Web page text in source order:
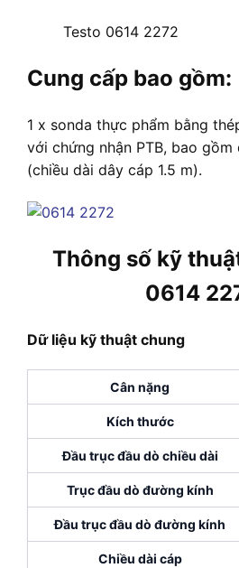
Testo 0614 2272
Cung cấp bao gồm:
1 x sonda thực phẩm bằng
với chứng nhận PTB, bao
(chiều dài dây cáp 1.5 m).
Thông số kỹ
0614
Dữ liệu kỹ thuật chung
Cân nặng
Kích thước
Đầu trục đầu dò chiều dài
Trục đầu dò đường kính
Đầu trục đầu dò đường kính
Chiều dài cáp